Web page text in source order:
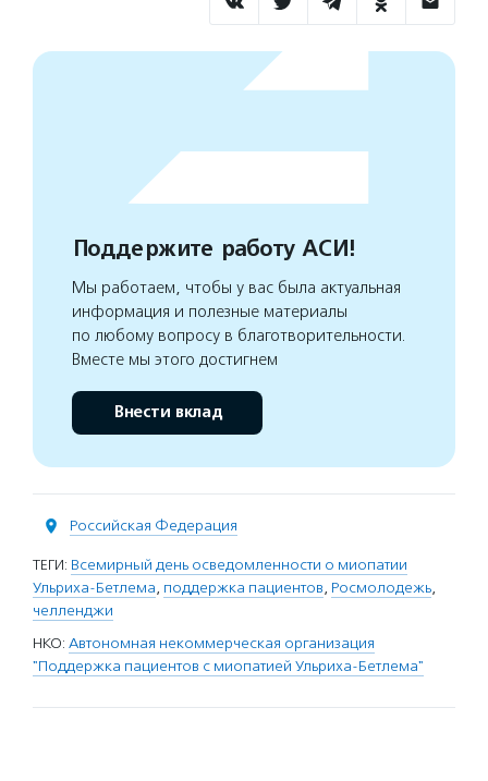
Поддержите работу АСИ!
Мы работаем, чтобы у вас была актуальная
информация и полезные материалы
по любому вопросу в благотворительности.
Вместе мы этого достигнем
Внести вклад
Российская Федерация
ТЕГИ: Всемирный день осведомленности о миопатии
Ульриха-Бетлема, поддержка пациентов, Росмолодежь,
челленджи
НКО: Автономная некоммерческая организация
"Поддержка пациентов с миопатией Ульриха-Бетлема"